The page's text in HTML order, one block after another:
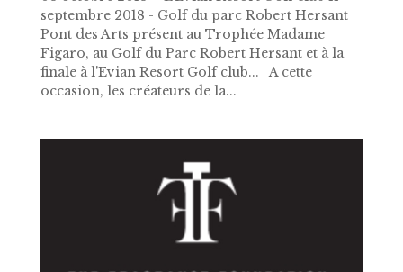
septembre 2018 - Golf du parc Robert Hersant
Pont des Arts présent au Trophée Madame
Figaro, au Golf du Parc Robert Hersant et à la
finale à l'Evian Resort Golf club... A cette
occasion, les créateurs de la...